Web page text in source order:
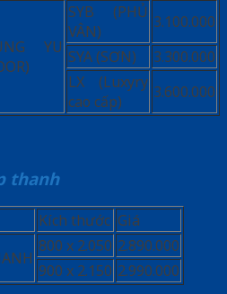
YU
SYB (PHỦ
VÂN)
3.100.000
SYA (SƠN)
3.300.000
LX (Luxyry
cao cấp)
3.600.000
thanh
Kích thước Giá
800 x 2.050 2.890.000
900 x 2.150 2.990.000